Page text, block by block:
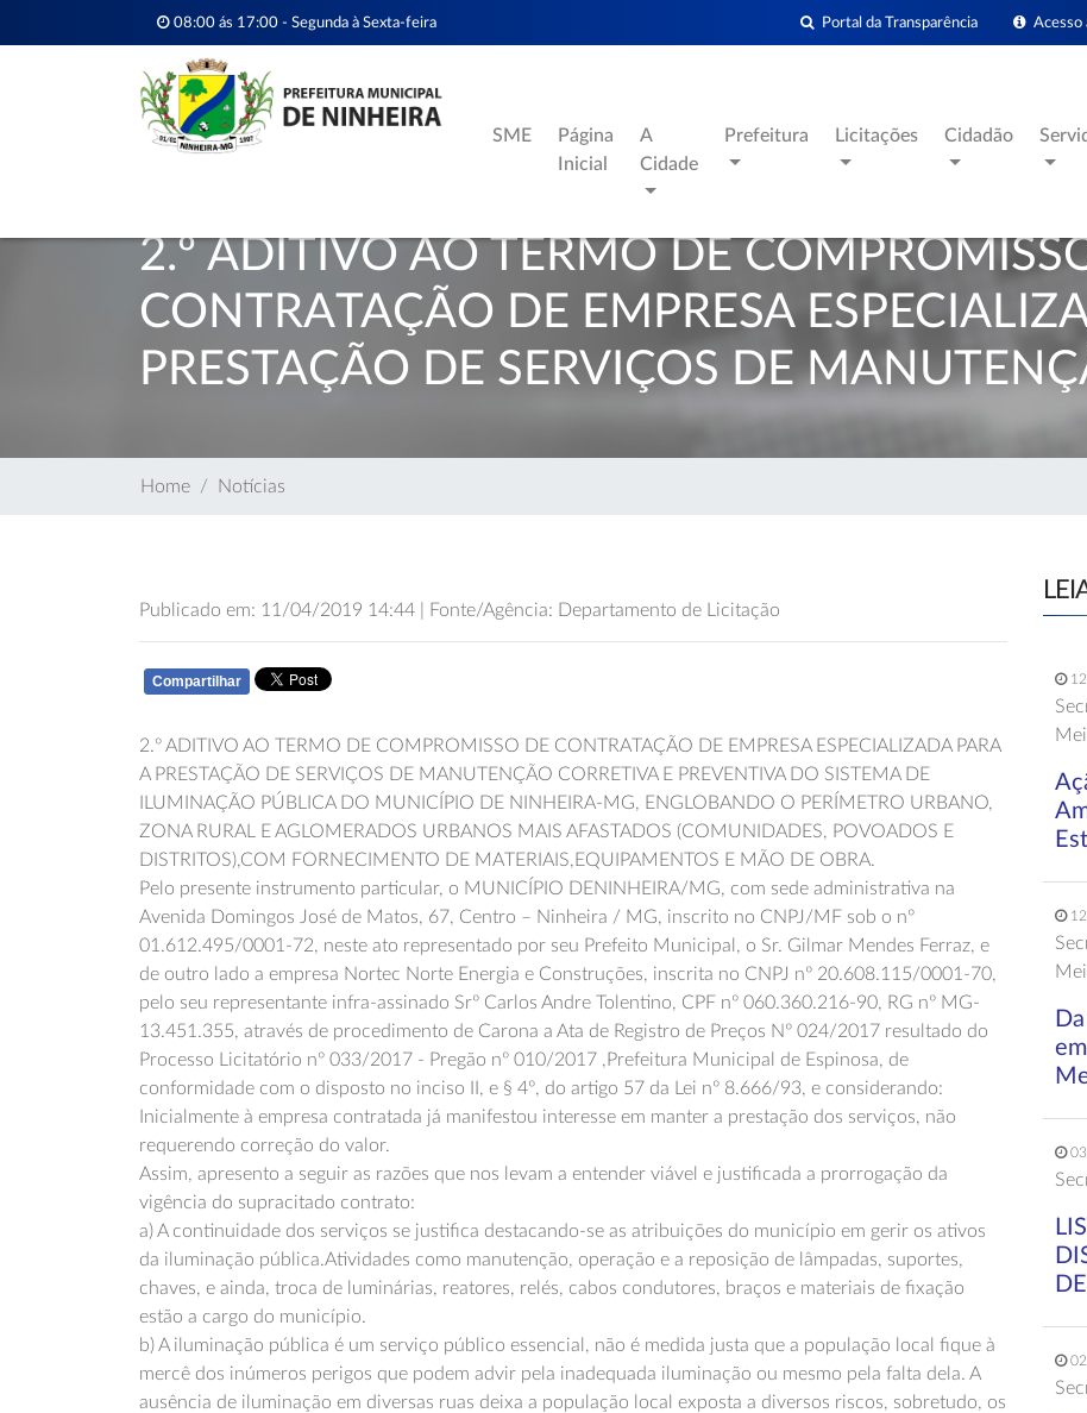
08:00 ás 17:00 - Segunda à Sexta-feira Acesso
Portal da Transparência
SME
Página
Inicial
A
Cidade
Prefeitura Licitações Cidadão
2.º ADITIVO AO TERMO DE
CONTRATAÇÃO DE EMPRESA
PRESTAÇÃO DE SERVIÇOS DE
Home Notícias
Publicado em: 11/04/2019 14:44 | Fonte/Agência: Departamento de Licitação
Compartilhar
2.º ADITIVO AO TERMO DE COMPROMISSO DE CONTRATAÇÃO DE EMPRESA ESPECIALIZADA PARA
A PRESTAÇÃO DE SERVIÇOS DE MANUTENÇÃO CORRETIVA E PREVENTIVA DO SISTEMA DE
ILUMINAÇÃO PÚBLICA DO MUNICÍPIO DE NINHEIRA-MG, ENGLOBANDO O PERÍMETRO URBANO,
ZONA RURAL E AGLOMERADOS URBANOS MAIS AFASTADOS (COMUNIDADES, POVOADOS E
DISTRITOS),COM FORNECIMENTO DE MATERIAIS,EQUIPAMENTOS E MÃO DE OBRA.
Pelo presente instrumento particular, o MUNICÍPIO DENINHEIRA/MG, com sede administrativa na
Avenida Domingos José de Matos, 67, Centro – Ninheira / MG, inscrito no CNPJ/MF sob o nº
01.612.495/0001-72, neste ato representado por seu Prefeito Municipal, o Sr. Gilmar Mendes Ferraz, e
de outro lado a empresa Nortec Norte Energia e Construções, inscrita no CNPJ nº 20.608.115/0001-70,
pelo seu representante infra-assinado Srº Carlos Andre Tolentino, CPF nº 060.360.216-90, RG nº MG-
13.451.355, através de procedimento de Carona a Ata de Registro de Preços Nº 024/2017 resultado do
Processo Licitatório nº 033/2017 - Pregão nº 010/2017 ,Prefeitura Municipal de Espinosa, de
conformidade com o disposto no inciso II, e § 4º, do artigo 57 da Lei nº 8.666/93, e considerando:
Inicialmente à empresa contratada já manifestou interesse em manter a prestação dos serviços, não
requerendo correção do valor.
Assim, apresento a seguir as razões que nos levam a entender viável e justificada a prorrogação da
vigência do supracitado contrato:
a) A continuidade dos serviços se justifica destacando-se as atribuições do município em gerir os ativos
da iluminação pública.Atividades como manutenção, operação e a reposição de lâmpadas, suportes,
chaves, e ainda, troca de luminárias, reatores, relés, cabos condutores, braços e materiais de fixação
estão a cargo do município.
b) A iluminação pública é um serviço público essencial, não é medida justa que a população local fique à
mercê dos inúmeros perigos que podem advir pela inadequada iluminação ou mesmo pela falta dela. A
ausência de iluminação em diversas ruas deixa a população local exposta a diversos riscos, sobretudo, os